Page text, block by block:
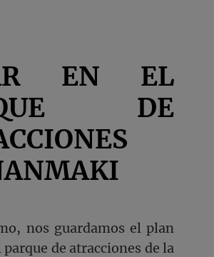
EN EL
DE
nos guardamos el plan
de atracciones de la